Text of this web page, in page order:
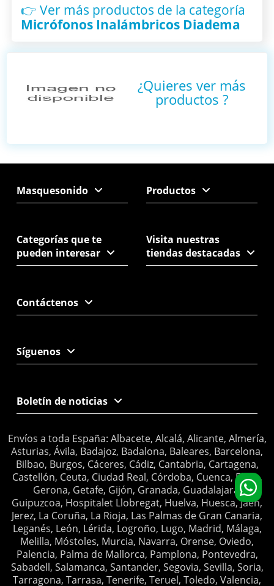
👉 Ver más productos de la categoría
Micrófonos Inalámbricos Diadema
¿Quieres ver más
productos?
Masquesonido Productos
Categorías que te
pueden interesar
Visita nuestras
tiendas destacadas
Contáctenos
Síguenos
Boletín de noticias
Envíos a toda España: Albacete, Alcalá, Alicante, Almería,
Asturias, Ávila, Badajoz, Badalona, Baleares, Barcelona,
Bilbao, Burgos, Cáceres, Cádiz, Cantabria, Cartagena,
Castellón, Ceuta, Ciudad Real, Córdoba, Cuenca, Elche,
Gerona, Getafe, Gijón, Granada, Guadalajara,
Guipuzcoa, Hospitalet Llobregat, Huelva, Huesca, Jaén,
Jerez, La Coruña, La Rioja, Las Palmas de Gran Canaria,
Leganés, León, Lérida, Logroño, Lugo, Madrid, Málaga,
Melilla, Móstoles, Murcia, Navarra, Orense, Oviedo,
Palencia, Palma de Mallorca, Pamplona, Pontevedra,
Sabadell, Salamanca, Santander, Segovia, Sevilla, Soria,
Tarragona, Tarrasa, Tenerife, Teruel, Toledo, Valencia,